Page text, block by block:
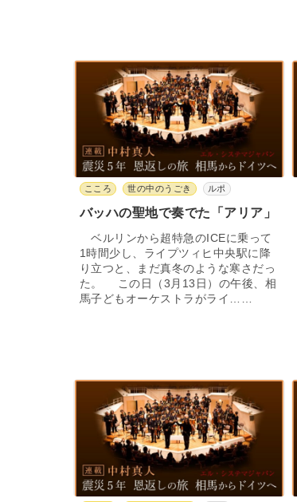
こころ 世の中のうごき ルポ
バッハの聖地で奏でた「アリア」
ベルリンから超特急のICEに乗って
1時間少し、ライプツィヒ中央駅に降
り立つと、まだ真冬のような寒さだっ
た。 この日（3月13日）の午後、相
馬子どもオーケストラがライ……